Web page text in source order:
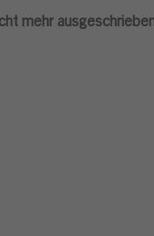
mehr